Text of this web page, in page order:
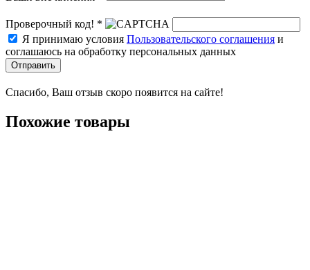
Проверочный код! *
Я принимаю условия Пользовательского соглашения и
соглашаюсь на обработку персональных данных
Отправить
Спасибо, Ваш отзыв скоро появится на сайте!
Похожие товары